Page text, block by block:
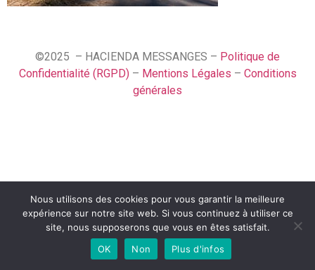
©2025 – HACIENDA MESSANGES – Politique de
Confidentialité (RGPD)– Mentions Légales – Conditions
générales
Español
Français
English (UK)
Nous utilisons des cookies pour vous garantir la meilleure
expérience sur notre site web. Si vous continuez à utiliser ce
site, nous supposerons que vous en êtes satisfait.
OK
Non Plus d'infos